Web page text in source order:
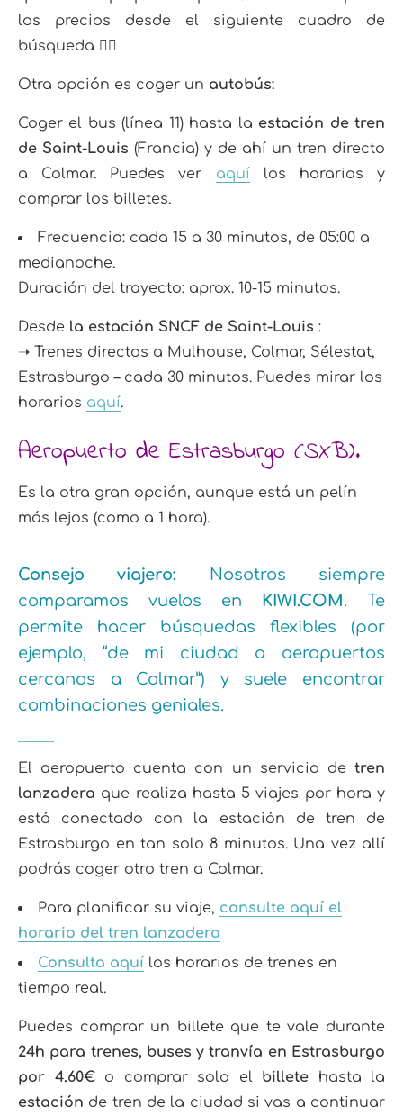
los precios desde el siguiente cuadro de
búsqueda 👇🏼
Otra opción es coger un autobús:
Coger el bus (línea 11) hasta la estación de tren
de Saint-Louis (Francia) y de ahí un tren directo
a Colmar. Puedes ver aquí los horarios y
comprar los billetes.
Frecuencia: cada 15 a 30 minutos, de 05:00 a
medianoche.
Duración del trayecto: aprox. 10-15 minutos.
Desde la estación SNCF de Saint-Louis :
➝ Trenes directos a Mulhouse, Colmar, Sélestat,
Estrasburgo – cada 30 minutos. Puedes mirar los
horarios aquí.
Aeropuerto de Estrasburgo (SXB).
Es la otra gran opción, aunque está un pelín
más lejos (como a 1 hora).
Consejo viajero: Nosotros siempre
comparamos vuelos en KIWI.COM. Te
permite hacer búsquedas flexibles (por
ejemplo, “de mi ciudad a aeropuertos
cercanos a Colmar”) y suele encontrar
combinaciones geniales.
El aeropuerto cuenta con un servicio de tren
lanzadera que realiza hasta 5 viajes por hora y
está conectado con la estación de tren de
Estrasburgo en tan solo 8 minutos. Una vez allí
podrás coger otro tren a Colmar.
Para planificar su viaje, consulte aquí el
horario del tren lanzadera
Consulta aquí los horarios de trenes en
tiempo real.
Puedes comprar un billete que te vale durante
24h para trenes, buses y tranvía en Estrasburgo
por 4.60€o comprar solo el billete hasta la
estación de tren de la ciudad si vas a continuar